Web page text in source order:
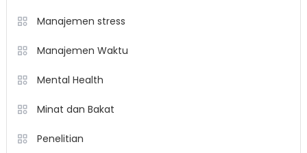
Manajemen stress
Manajemen Waktu
Mental Health
Minat dan Bakat
Penelitian